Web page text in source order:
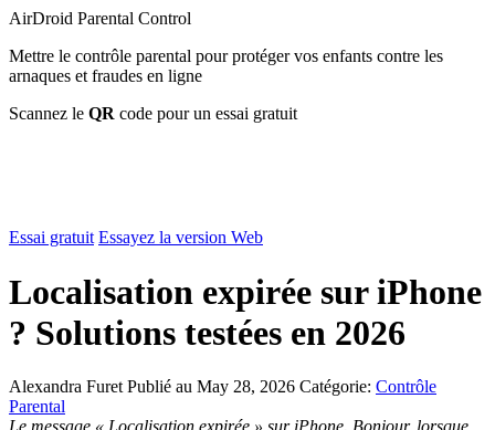
AirDroid Parental Control
Mettre le contrôle parental pour protéger vos enfants contre les
arnaques et fraudes en ligne
Scannez le QR code pour un essai gratuit
Essai gratuit Essayez la version Web
Localisation expirée sur iPhone
? Solutions testées en 2026
Alexandra Furet Publié au May 28, 2026 Catégorie: Contrôle
Parental